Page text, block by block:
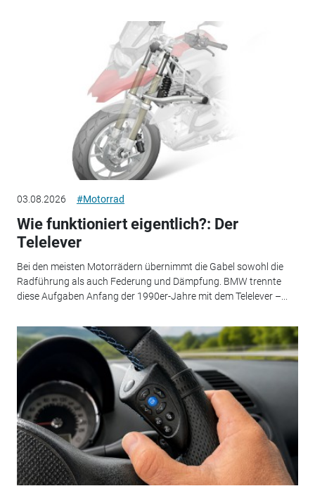
03.08.2026 #Motorrad
Wie funktioniert eigentlich?: Der
Telelever
Bei den meisten Motorrädern übernimmt die Gabel sowohl die
Radführung als auch Federung und Dämpfung. BMW trennte
diese Aufgaben Anfang der 1990er-Jahre mit dem Telelever –...